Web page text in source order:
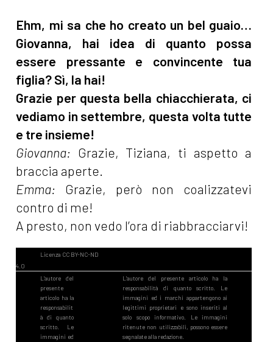
Ehm, mi sa che ho creato un bel guaio…
Giovanna, hai idea di quanto possa
essere pressante e convincente tua
figlia? Sì, la hai!
Grazie per questa bella chiacchierata, ci
vediamo in settembre, questa volta tutte
e tre insieme!
Giovanna: Grazie, Tiziana, ti aspetto a
braccia aperte.
Emma: Grazie, però non coalizzatevi
contro di me!
A presto, non vedo l’ora di riabbracciarvi!